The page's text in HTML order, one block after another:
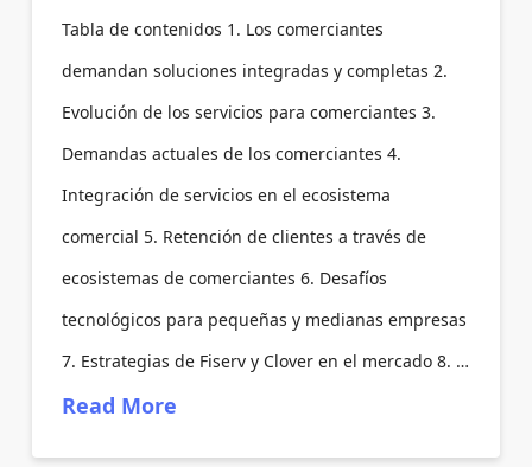
Tabla de contenidos 1. Los comerciantes
demandan soluciones integradas y completas 2.
Evolución de los servicios para comerciantes 3.
Demandas actuales de los comerciantes 4.
Integración de servicios en el ecosistema
comercial 5. Retención de clientes a través de
ecosistemas de comerciantes 6. Desafíos
tecnológicos para pequeñas y medianas empresas
7. Estrategias de Fiserv y Clover en el mercado 8. …
Read More